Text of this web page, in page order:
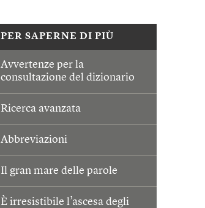
PER SAPERNE DI PIÙ
Avvertenze per la
consultazione del dizionario
Ricerca avanzata
Abbreviazioni
Il gran mare delle parole
È irresistibile l’ascesa degli